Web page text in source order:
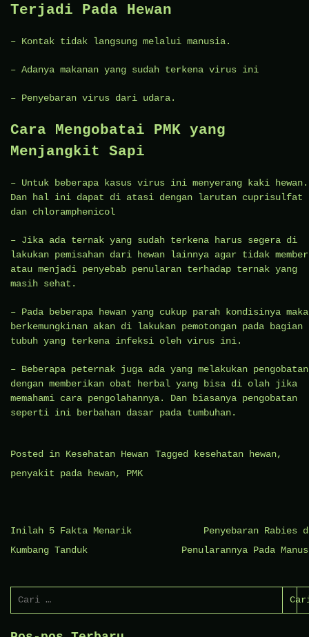
Terjadi Pada Hewan
– Kontak tidak langsung melalui manusia.
– Adanya makanan yang sudah terkena virus ini
– Penyebaran virus dari udara.
Cara Mengobatai PMK yang
Menjangkit Sapi
– Untuk beberapa kasus virus ini menyerang kaki hewan.
Dan hal ini dapat di atasi dengan larutan cuprisulfat
dan chloramphenicol
– Jika ada ternak yang sudah terkena harus segera di
lakukan pemisahan dari hewan lainnya agar tidak
atau menjadi penyebab penularan terhadap ternak yang
masih sehat.
– Pada beberapa hewan yang cukup parah kondisinya
berkemungkinan akan di lakukan pemotongan pada bagian
tubuh yang terkena infeksi oleh virus ini.
– Beberapa peternak juga ada yang melakukan pengobatan
dengan memberikan obat herbal yang bisa di olah jika
memahami cara pengolahannya. Dan biasanya pengobatan
seperti ini berbahan dasar pada tumbuhan.
Posted in Kesehatan Hewan Tagged kesehatan hewan,
penyakit pada hewan, PMK
Navigasi
pos
Inilah 5 Fakta Menarik
Kumbang Tanduk
Penyebaran Rabies
Penularannya Pada